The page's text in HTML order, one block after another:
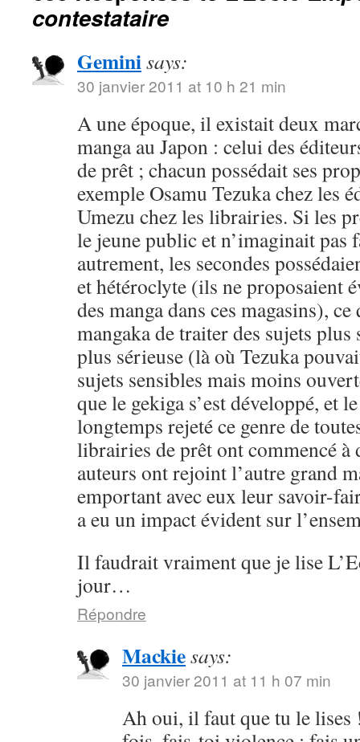
contestataire
Geminisays:
30 janvier 2011 at 10 h 21 min
A une époque, il existait deux
manga au Japon : celui des
de prêt ; chacun possédait ses
exemple Osamu Tezuka chez les
Umezu chez les librairies. Si les
le jeune public et n’imaginait pas
autrement, les secondes
et hétéroclyte (ils ne proposaient
des manga dans ces magasins),
mangaka de traiter des sujets plus
plus sérieuse (là où Tezuka
sujets sensibles mais moins
que le gekiga s’est développé, et
longtemps rejeté ce genre de
librairies de prêt ont commencé à
auteurs ont rejoint l’autre grand
emportant avec eux leur savoir-
a eu un impact évident sur
Il faudrait vraiment que je lise
jour…
Répondre
Mackiesays:
30 janvier 2011 at 11 h 07 min
Ah oui, il faut que tu le lises